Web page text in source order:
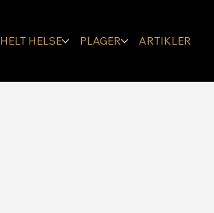
HELT HELSE PLAGER ARTIKLER